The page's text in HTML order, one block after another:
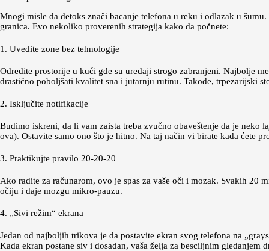
Mnogi misle da detoks znači bacanje telefona u reku i odlazak u
granica. Evo nekoliko proverenih strategija kako da počnete:
1. Uvedite zone bez tehnologije
Odredite prostorije u kući gde su uređaji strogo zabranjeni. Najbolje
drastično poboljšati kvalitet sna i jutarnju rutinu. Takođe, trpezarijski
2. Isključite notifikacije
Budimo iskreni, da li vam zaista treba zvučno obaveštenje da je
ova). Ostavite samo ono što je hitno. Na taj način vi birate kada ćete
3. Praktikujte pravilo 20-20-20
Ako radite za računarom, ovo je spas za vaše oči i mozak. Svakih 20
očiju i daje mozgu mikro-pauzu.
4. „Sivi režim“ ekrana
Jedan od najboljih trikova je da postavite ekran svog telefona na
Kada ekran postane siv i dosadan, vaša želja za besciljnim gledanjem